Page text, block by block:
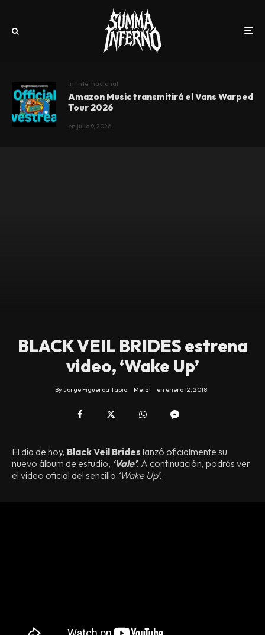
In Internacional
Amazon Music transmitirá el Vans Warped
Tour 2026
en julio 9, 2026
BLACK VEIL BRIDES estrena
video, ‘Wake Up’
By Jorge Figueroa Tapia Metal en enero 12, 2018
El día de hoy, Black Veil Brides lanzó oficialmente su
nuevo álbum de estudio, ‘Vale’. A continuación, podrás ver
el video oficial del sencillo ‘Wake Up’.